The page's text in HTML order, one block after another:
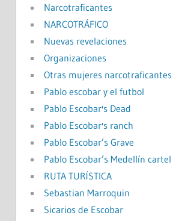
Narcotraficantes
NARCOTRÁFICO
Nuevas revelaciones
Organizaciones
Otras mujeres narcotraficantes
Pablo escobar y el futbol
Pablo Escobar's Dead
Pablo Escobar's ranch
Pablo Escobar’s Grave
Pablo Escobar’s Medellín cartel
RUTA TURÍSTICA
Sebastian Marroquin
Sicarios de Escobar